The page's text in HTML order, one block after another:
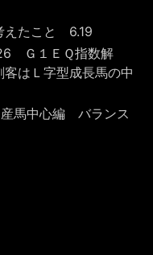
えたこと 6.19
Ｇ１ＥＱ指数解
はＬ字型成長馬の中
馬中心編 バランス